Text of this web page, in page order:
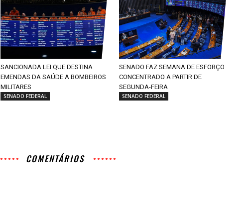
SANCIONADA LEI QUE DESTINA
EMENDAS DA SAÚDE A BOMBEIROS
MILITARES
SENADO FEDERAL
SENADO FAZ SEMANA DE ESFORÇO
CONCENTRADO A PARTIR DE
SEGUNDA-FEIRA
SENADO FEDERAL
COMENTÁRIOS